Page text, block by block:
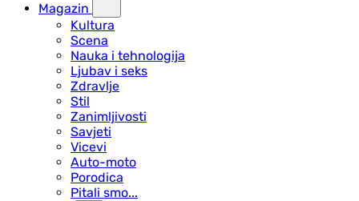
Magazin
Kultura
Scena
Nauka i tehnologija
Ljubav i seks
Zdravlje
Stil
Zanimljivosti
Savjeti
Vicevi
Auto-moto
Porodica
Pitali smo...